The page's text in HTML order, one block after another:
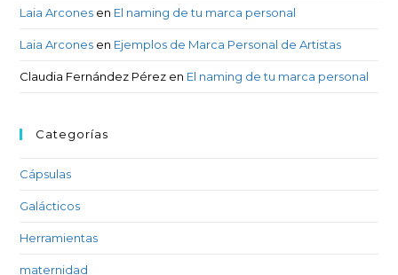
Laia Arcones en El naming de tu marca personal
Laia Arcones en Ejemplos de Marca Personal de Artistas
Claudia Fernández Pérez en El naming de tu marca personal
Categorías
Cápsulas
Galácticos
Herramientas
maternidad